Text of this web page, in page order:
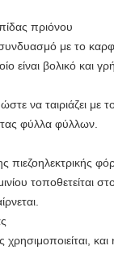
πριόνου
με το
είναι βολικό και
να ταιριάζει με
φύλλα φύλλων.
τοποθετείται
και